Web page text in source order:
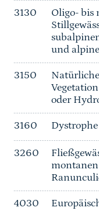
3130
Oligo- bis
und
3150
oder
3160 Dystrophe
3260
4030